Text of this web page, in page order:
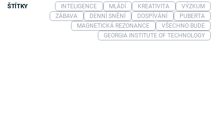
ŠTÍTKY INTELIGENCE MLÁDÍ KREATIVITA
VÝZKUM
ZÁBAVA
DENNÍ SNĚNÍ DOSPÍVÁNÍ
PUBERTA
MAGNETICKÁ REZONANCE
VŠECHNO BUDE
GEORGIA INSTITUTE OF TECHNOLOGY